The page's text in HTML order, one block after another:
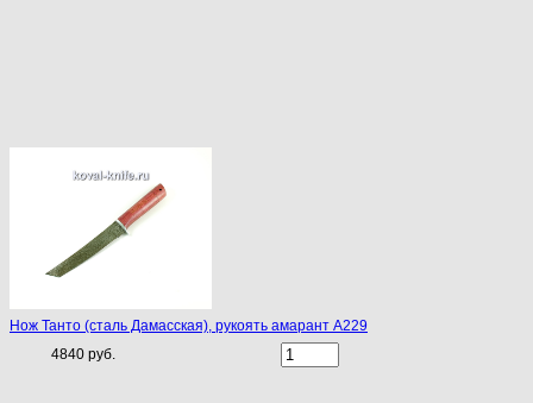
Нож Танто (сталь Дамасская), рукоять амарант A229
4840 руб.